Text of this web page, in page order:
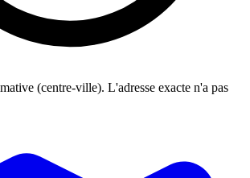
(centre-ville). L'adresse exacte n'a pas